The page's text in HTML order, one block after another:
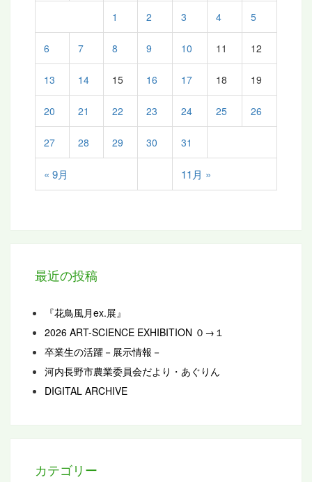
« 9月 11月 »
1 2 3 4 5
6 7 8 9 10 11 12
13 14 15 16 17 18 19
20 21 22 23 24 25 26
27 28 29 30 31
最近の投稿
『花鳥風月ex.展』
2026 ART-SCIENCE EXHIBITION ０→１
卒業生の活躍－展示情報－
河内長野市農業委員会だより・あぐりん
DIGITAL ARCHIVE
カテゴリー